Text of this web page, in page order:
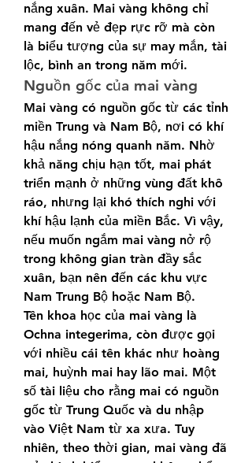
nắng xuân. Mai vàng không chỉ
mang đến vẻ đẹp rực rỡ mà còn
là biểu tượng của sự may mắn, tài
lộc, bình an trong năm mới.
Nguồn gốc của mai vàng
Mai vàng có nguồn gốc từ các tỉnh
miền Trung và Nam Bộ, nơi có khí
hậu nắng nóng quanh năm. Nhờ
khả năng chịu hạn tốt, mai phát
triển mạnh ở những vùng đất khô
ráo, nhưng lại khó thích nghi với
khí hậu lạnh của miền Bắc. Vì vậy,
nếu muốn ngắm mai vàng nở rộ
trong không gian tràn đầy sắc
xuân, bạn nên đến các khu vực
Nam Trung Bộ hoặc Nam Bộ.
Tên khoa học của mai vàng là
Ochna integerima, còn được gọi
với nhiều cái tên khác như hoàng
mai, huỳnh mai hay lão mai. Một
số tài liệu cho rằng mai có nguồn
gốc từ Trung Quốc và du nhập
vào Việt Nam từ xa xưa. Tuy
nhiên, theo thời gian, mai vàng đã